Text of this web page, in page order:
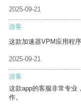
2025-09-21
游客
这款加速器VPM应用程
2025-09-21
游客
这款app的客服非常专业
作。